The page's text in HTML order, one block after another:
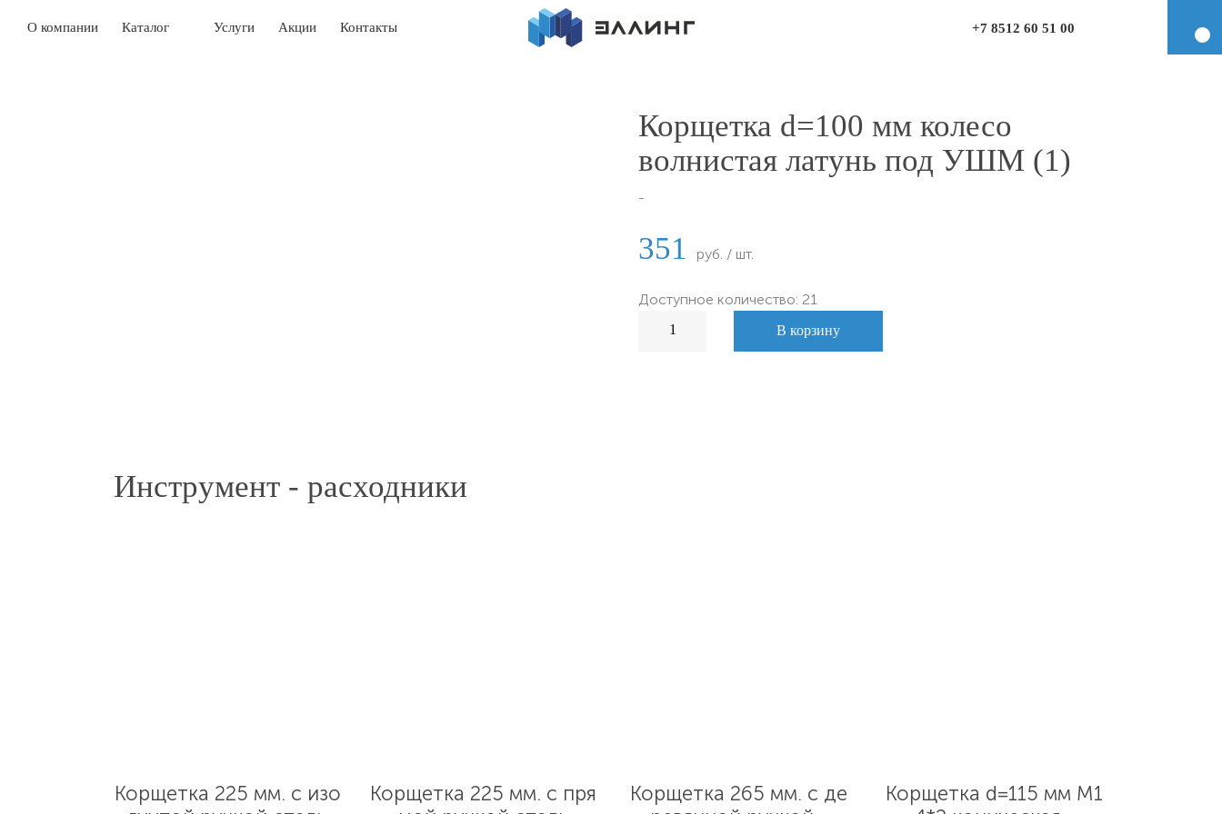
О компании Каталог Услуги Акции Контакты +7 8512 60 51 00
Корщетка d=100 мм колесо
волнистая латунь под УШМ (1)
-
351 руб. / шт.
Доступное количество: 21
В корзину
Инструмент - расходники
Корщетка 225 мм. с изо
Корщетка 225 мм. с пря
Корщетка 265 мм. с де
Корщетка d=115 мм М1